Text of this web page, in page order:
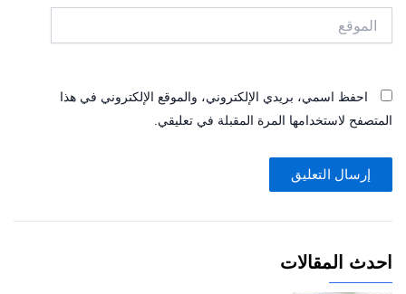
احفظ اسمي، بريدي الإلكتروني، والموقع الإلكتروني في هذا
المتصفح لاستخدامها المرة المقبلة في تعليقي.
احدث المقالات